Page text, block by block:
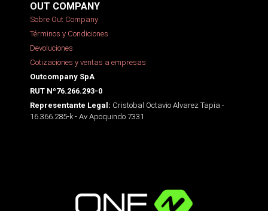
OUT COMPANY
Sobre Out Company
Términos y Condiciones
Devoluciones
Cotizaciones y ventas a empresas
Outcompany SpA
RUT Nº76.266.293-0
Representante Legal: Cristobal Octavio Alvarez Tapia -
16.366.285-k - Av Apoquindo 7331